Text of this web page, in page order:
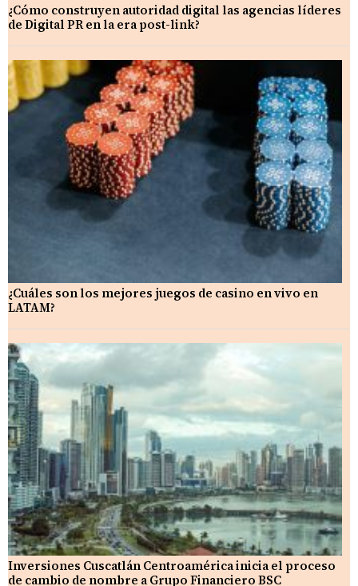
¿Cómo construyen autoridad digital las agencias líderes
de Digital PR en la era post-link?
¿Cuáles son los mejores juegos de casino en vivo en
LATAM?
Inversiones Cuscatlán Centroamérica inicia el proceso
de cambio de nombre a Grupo Financiero BSC